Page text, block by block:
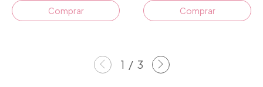
Comprar Comprar
1 / 3